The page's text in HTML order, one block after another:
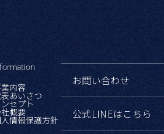
内容
あいさつ
セプト
概要
情報保護方針
お問い合わせ
公式LINEはこちら